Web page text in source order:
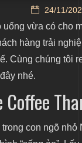
Xuân thiết kế
Timeline Coffee
phong cách tân
phong cách Ai
phong cách bao
phong cách Địa
Xuân
24/11/
vừa có cho
hàng trải
Cùng chúng tôi
nhé.
con ngõ